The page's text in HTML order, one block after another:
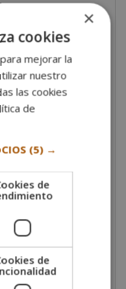
panadero o
de la gestión del
aplicar técnicas de
de promoción
o formador
transmitiendo
a nuevos
podrás
desde una
especializado
innovadores.
alumno adquiera
liderar con éxito un
En este sentido,
×
cookies
mejorar la
nuestro
las cookies
de
(5) →
de
de